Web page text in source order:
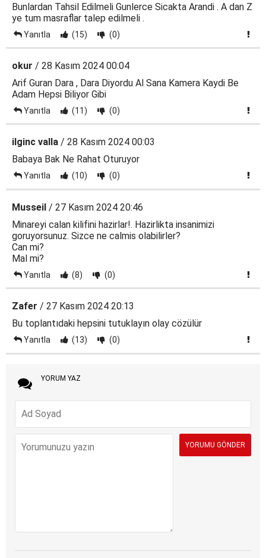
Bunlardan Tahsil Edilmeli Gunlerce Sicakta Arandi . A dan Z
ye tum masraflar talep edilmeli .
Yanıtla (15) (0)
okur / 28 Kasım 2024 00:04
Arif Guran Dara , Dara Diyordu Al Sana Kamera Kaydi Be
Adam Hepsi Biliyor Gibi
Yanıtla (11) (0)
ilginc valla / 28 Kasım 2024 00:03
Babaya Bak Ne Rahat Oturuyor
Yanıtla (10) (0)
Musseil / 27 Kasım 2024 20:46
Minareyi calan kilifini hazirlar!. Hazirlikta insanimizi
goruyorsunuz. Sizce ne calmis olabilirler?
Can mi?
Mal mi?
Yanıtla (8) (0)
Zafer / 27 Kasım 2024 20:13
Bu toplantıdaki hepsini tutuklayın olay cözülür
Yanıtla (13) (0)
YORUM YAZ